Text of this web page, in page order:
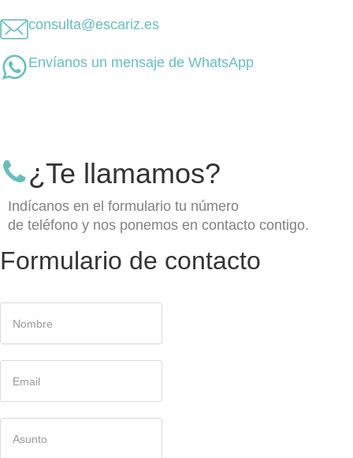
consulta@escariz.es
Envíanos un mensaje de WhatsApp
¿Te llamamos?
Indícanos en el formulario tu número
de teléfono y nos ponemos en contacto contigo.
Formulario de contacto